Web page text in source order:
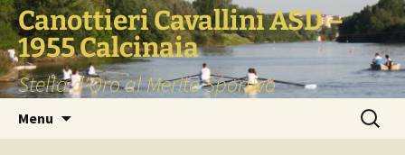
Vai
al
contenuto
Canottieri Cavallini ASD –
1955 Calcinaia
Stella d'Oro al Merito Sportivo
Menu
Ricerca
per: